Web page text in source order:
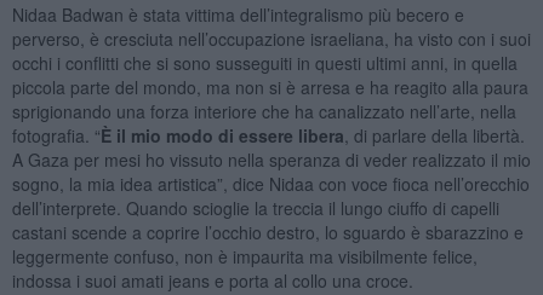
Nidaa Badwan è stata vittima dell’integralismo più becero e
perverso, è cresciuta nell’occupazione israeliana, ha visto con i suoi
occhi i conflitti che si sono susseguiti in questi ultimi anni, in quella
piccola parte del mondo, ma non si è arresa e ha reagito alla paura
sprigionando una forza interiore che ha canalizzato nell’arte, nella
fotografia. “È il mio modo di essere libera , di parlare della libertà.
A Gaza per mesi ho vissuto nella speranza di veder realizzato il mio
sogno, la mia idea artistica”, dice Nidaa con voce fioca nell’orecchio
dell’interprete. Quando scioglie la treccia il lungo ciuffo di capelli
castani scende a coprire l’occhio destro, lo sguardo è sbarazzino e
leggermente confuso, non è impaurita ma visibilmente felice,
indossa i suoi amati jeans e porta al collo una croce.